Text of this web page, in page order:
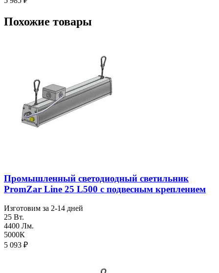
Похожие товары
Промышленный светодиодный светильник
PromZar Line 25 L500 с подвесным креплением
Изготовим за 2-14 дней
25 Вт.
4400 Лм.
5000К
5 093 ₽